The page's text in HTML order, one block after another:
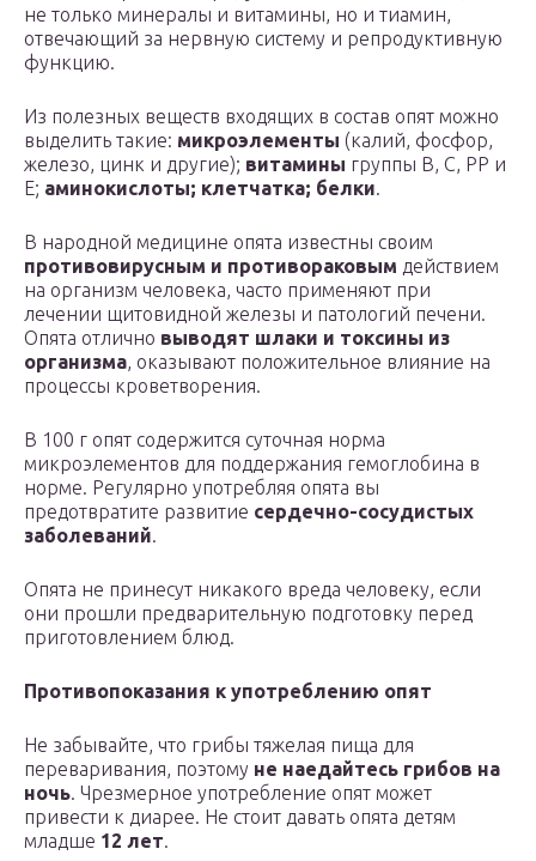
не только минералы и витамины, но и тиамин,
отвечающий за нервную систему и репродуктивную
функцию.
Из полезных веществ входящих в состав опят можно
выделить такие: микроэлементы (калий, фосфор,
железо, цинк и другие); витамины группы В, С, РР и
Е; аминокислоты; клетчатка; белки.
В народной медицине опята известны своим
противовирусным и противораковым действием
на организм человека, часто применяют при
лечении щитовидной железы и патологий печени.
Опята отлично выводят шлаки и токсины из
организма, оказывают положительное влияние на
процессы кроветворения.
В 100 г опят содержится суточная норма
микроэлементов для поддержания гемоглобина в
норме. Регулярно употребляя опята вы
предотвратите развитие сердечно-сосудистых
заболеваний.
Опята не принесут никакого вреда человеку, если
они прошли предварительную подготовку перед
приготовлением блюд.
Противопоказания к употреблению опят
Не забывайте, что грибы тяжелая пища для
переваривания, поэтому не наедайтесь грибов на
ночь. Чрезмерное употребление опят может
привести к диарее. Не стоит давать опята детям
младше 12 лет.